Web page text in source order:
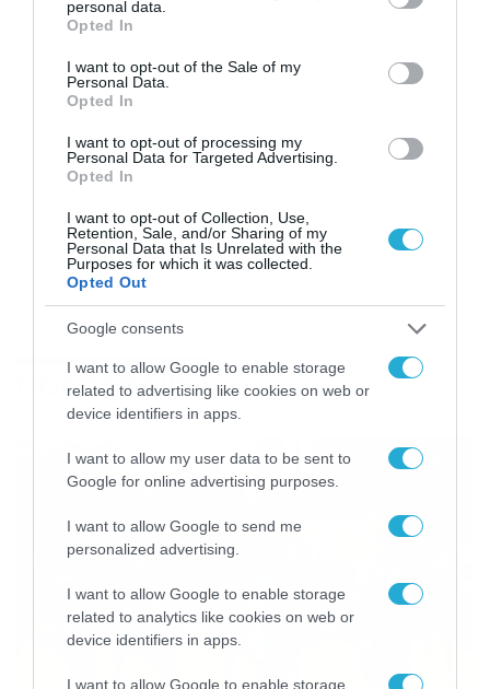
grant or deny consent to Google and its third-party tags to
use your data for below specified purposes in below Google
consent section.
personal data.
Opted In
I want to opt-out of the Sale of my
Personal Data.
Opted In
I want to opt-out of processing my
Personal Data for Targeted Advertising.
Opted In
I want to opt-out of Collection, Use,
Retention, Sale, and/or Sharing of my
Personal Data that Is Unrelated with the
Purposes for which it was collected.
Opted Out
Google consents
I want to allow Google to enable storage
related to advertising like cookies on web or
device identifiers in apps.
I want to allow my user data to be sent to
Google for online advertising purposes.
I want to allow Google to send me
personalized advertising.
I want to allow Google to enable storage
related to analytics like cookies on web or
device identifiers in apps.
I want to allow Google to enable storage
ΠΟΔΟΣΦΑΙΡΟ